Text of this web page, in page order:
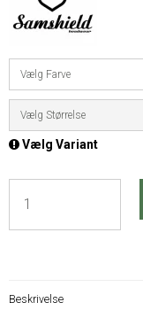
Vælg Farve
Vælg Størrelse
Vælg Variant
Beskrivelse